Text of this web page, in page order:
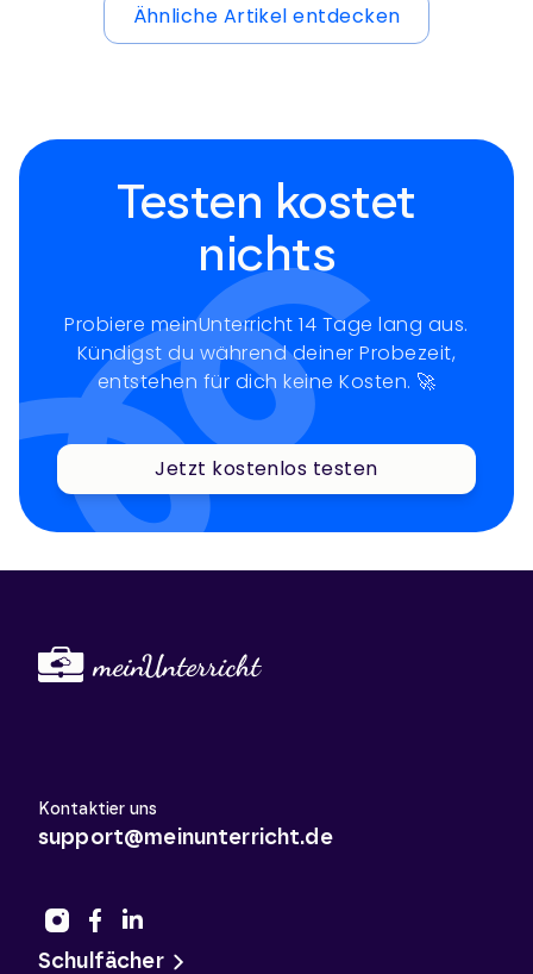
Ähnliche Artikel entdecken
Testen kostet
nichts
Probiere meinUnterricht 14 Tage lang aus.
Kündigst du während deiner Probezeit,
entstehen für dich keine Kosten. 🚀
Jetzt kostenlos testen
Kontaktier uns
support@meinunterricht.de
Schulfächer